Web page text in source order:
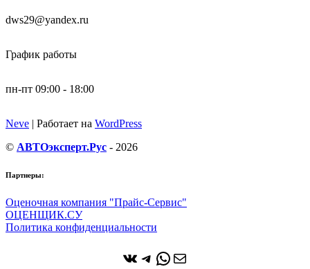
dws29@yandex.ru
График работы
пн-пт 09:00 - 18:00
Neve | Работает на WordPress
© АВТОэксперт.Рус - 2026
Партнеры:
Оценочная компания "Прайс-Сервис"
ОЦЕНЩИК.СУ
Политика конфиденциальности
ВКонтакте
Telegram
WhatsApp
Почта